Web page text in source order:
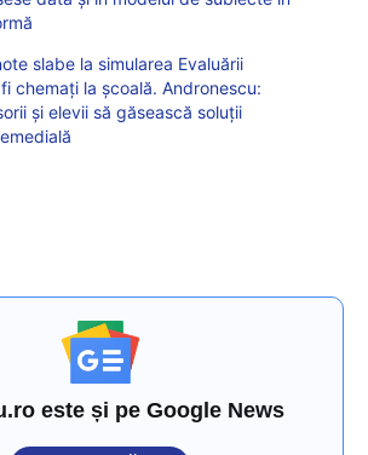
slabe la simularea Evaluării
chemați la școală. Andronescu:
și elevii să găsească soluții
este și pe Google News